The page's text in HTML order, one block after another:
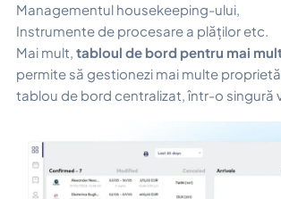
Managementul housekeeping-ului,
Instrumente de procesare a plăților etc.
Mai mult, tabloul de bord pentru mai
permite să gestionezi mai multe
tablou de bord centralizat, într-o singură